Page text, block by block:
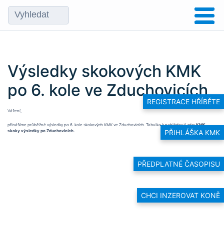
REGISTRACE HŘÍBĚTE
PŘIHLÁŠKA KMK
PŘEDPLATNÉ ČASOPISU
CHCI INZEROVAT KONĚ
Výsledky skokových KMK
po 6. kole ve Zduchovicích
Vážení,
přinášíme průběžné výsledky po 6. kole skokových KMK ve Zduchovicích. Tabulka k nahlédnutí zde:KMK
skoky výsledky po Zduchovicích.